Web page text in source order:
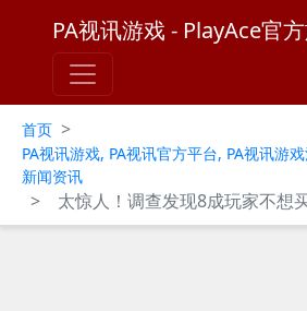
PA视讯游戏 - PlayAce官
首页 >
PA视讯游戏, PA视讯官方平台, PA视讯游
新闻资讯
> 太惊人！调查发现8成玩家不想